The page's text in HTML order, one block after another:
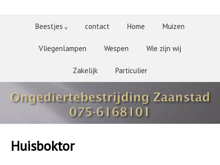
Beestjes ᵥ contact Home Muizen
Vliegenlampen Wespen Wie zijn wij
Zakelijk Particulier
Huisboktor